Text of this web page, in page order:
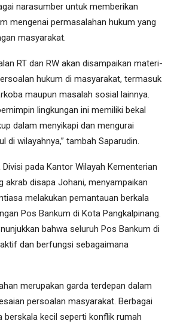
narasumber untuk memberikan
mengenai permasalahan hukum yang
masyarakat.
RT dan RW akan disampaikan materi-
hukum di masyarakat, termasuk
maupun masalah sosial lainnya.
lingkungan ini memiliki bekal
dalam menyikapi dan mengurai
di wilayahnya,” tambah Saparudin.
pada Kantor Wilayah Kementerian
akrab disapa Johani, menyampaikan
melakukan pemantauan berkala
Pos Bankum di Kota Pangkalpinang.
bahwa seluruh Pos Bankum di
dan berfungsi sebagaimana
merupakan garda terdepan dalam
persoalan masyarakat. Berbagai
berskala kecil seperti konflik rumah